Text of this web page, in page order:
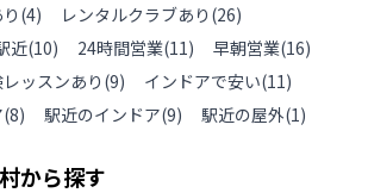
(4) レンタルクラブあり (26)
近(10) 24時間営業(11) 早朝営業(16)
ッスンあり (9) インドアで安い(11)
(8) 駅近のインドア(9) 駅近の屋外(1)
から探す